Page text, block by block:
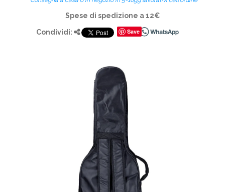
Spese di spedizione a 12€
Save